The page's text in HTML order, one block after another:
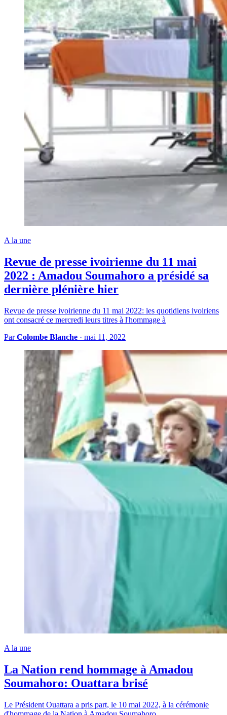
A la une
Revue de presse ivoirienne du 11 mai
2022 : Amadou Soumahoro a présidé sa
dernière plénière hier
Revue de presse ivoirienne du 11 mai 2022: les quotidiens ivoiriens
ont consacré ce mercredi leurs titres à l'hommage à
ParColombe Blanche · mai 11, 2022
A la une
La Nation rend hommage à Amadou
Soumahoro: Ouattara brisé
Le Président Ouattara a pris part, le 10 mai 2022, à la cérémonie